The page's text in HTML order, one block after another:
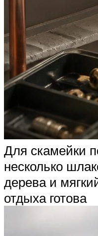
Для скамейки
несколько
дерева и
отдыха готова